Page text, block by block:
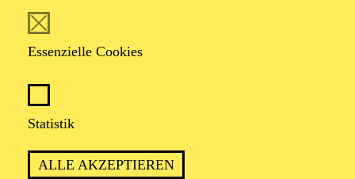
Essenzielle Cookies
Statistik
ALLE AKZEPTIEREN
an der an der Escola de Danca do Conservatorio
Zürich. Seine ersten Erfahrungen mit einer Compagnie
an der Bayerischen Staatsoper, wo er seit 2016
engagiert war. Während seiner Zeit an der Tanz